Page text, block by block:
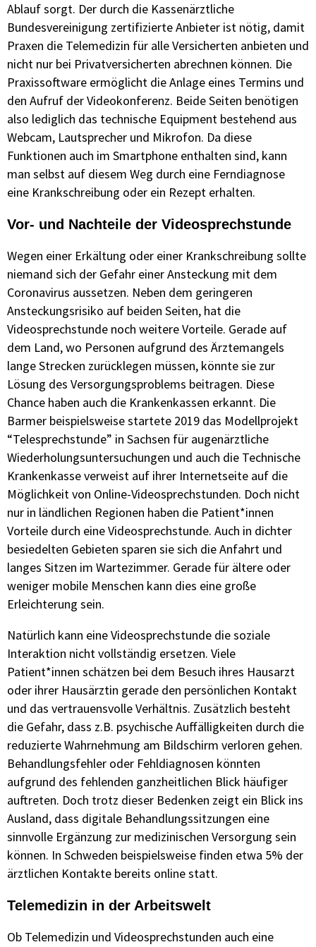
Ablauf sorgt. Der durch die Kassenärztliche
Bundesvereinigung zertifizierte Anbieter ist nötig, damit
Praxen die Telemedizin für alle Versicherten anbieten und
nicht nur bei Privatversicherten abrechnen können. Die
Praxissoftware ermöglicht die Anlage eines Termins und
den Aufruf der Videokonferenz. Beide Seiten benötigen
also lediglich das technische Equipment bestehend aus
Webcam, Lautsprecher und Mikrofon. Da diese
Funktionen auch im Smartphone enthalten sind, kann
man selbst auf diesem Weg durch eine Ferndiagnose
eine Krankschreibung oder ein Rezept erhalten.
Vor- und Nachteile der Videosprechstunde
Wegen einer Erkältung oder einer Krankschreibung sollte
niemand sich der Gefahr einer Ansteckung mit dem
Coronavirus aussetzen. Neben dem geringeren
Ansteckungsrisiko auf beiden Seiten, hat die
Videosprechstunde noch weitere Vorteile. Gerade auf
dem Land, wo Personen aufgrund des Ärztemangels
lange Strecken zurücklegen müssen, könnte sie zur
Lösung des Versorgungsproblems beitragen. Diese
Chance haben auch die Krankenkassen erkannt. Die
Barmer beispielsweise startete 2019 das Modellprojekt
“Telesprechstunde” in Sachsen für augenärztliche
Wiederholungsuntersuchungen und auch die Technische
Krankenkasse verweist auf ihrer Internetseite auf die
Möglichkeit von Online-Videosprechstunden. Doch nicht
nur in ländlichen Regionen haben die Patient*innen
Vorteile durch eine Videosprechstunde. Auch in dichter
besiedelten Gebieten sparen sie sich die Anfahrt und
langes Sitzen im Wartezimmer. Gerade für ältere oder
weniger mobile Menschen kann dies eine große
Erleichterung sein.
Natürlich kann eine Videosprechstunde die soziale
Interaktion nicht vollständig ersetzen. Viele
Patient*innen schätzen bei dem Besuch ihres Hausarzt
oder ihrer Hausärztin gerade den persönlichen Kontakt
und das vertrauensvolle Verhältnis. Zusätzlich besteht
die Gefahr, dass z.B. psychische Auffälligkeiten durch die
reduzierte Wahrnehmung am Bildschirm verloren gehen.
Behandlungsfehler oder Fehldiagnosen könnten
aufgrund des fehlenden ganzheitlichen Blick häufiger
auftreten. Doch trotz dieser Bedenken zeigt ein Blick ins
Ausland, dass digitale Behandlungssitzungen eine
sinnvolle Ergänzung zur medizinischen Versorgung sein
können. In Schweden beispielsweise finden etwa 5% der
ärztlichen Kontakte bereits online statt.
Telemedizin in der Arbeitswelt
Ob Telemedizin und Videosprechstunden auch eine